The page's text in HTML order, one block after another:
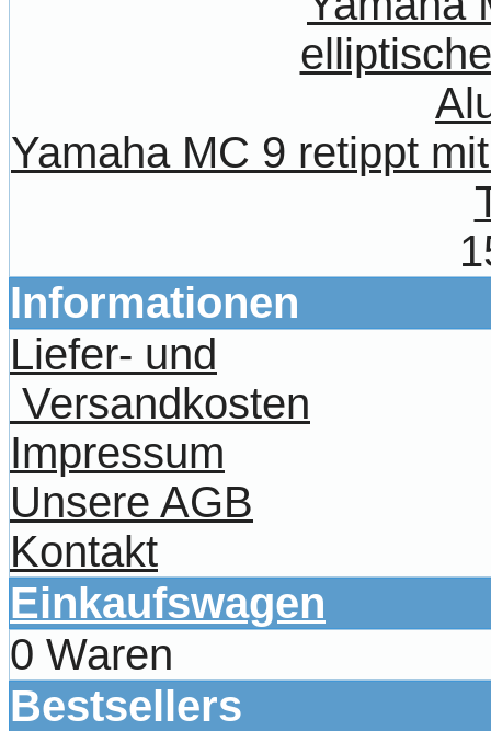
Yamaha MC 9 retippt
Informationen
Liefer- und
Versandkosten
Impressum
Unsere AGB
Kontakt
Einkaufswagen
0 Waren
Bestsellers